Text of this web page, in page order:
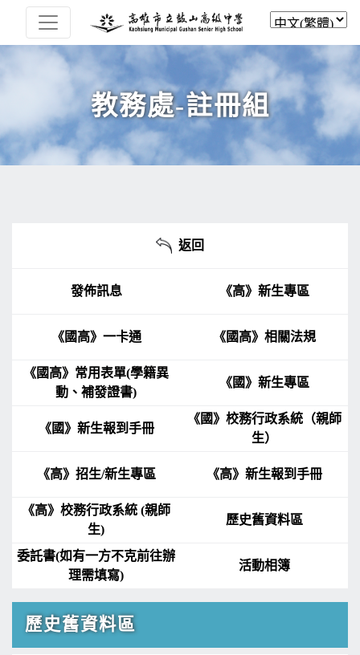
教務處-註冊組
返回
發佈訊息 《高》新生專區
《國高》一卡通 《國高》相關法規
《國高》常用表單(學籍異
動、補發證書)
《國》新生專區
《國》新生報到手冊
《國》校務行政系統（親師
生）
《高》招生/新生專區 《高》新生報到手冊
《高》校務行政系統 (親師
生)
歷史舊資料區
委託書(如有一方不克前往辦
理需填寫)
活動相簿
歷史舊資料區